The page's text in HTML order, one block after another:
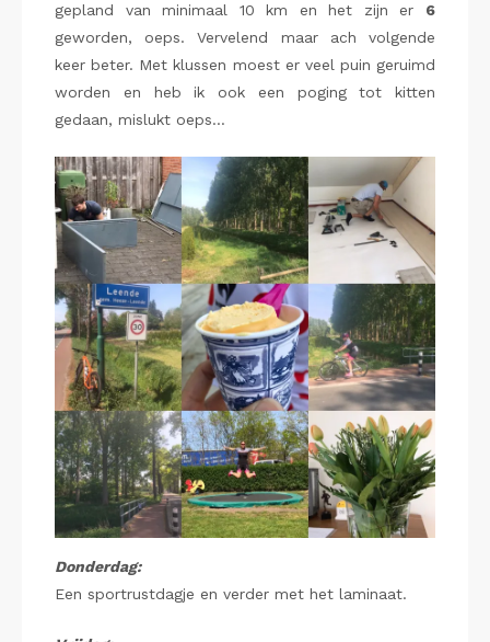
gepland van minimaal 10 km en het zijn er 6
geworden, oeps. Vervelend maar ach volgende
keer beter. Met klussen moest er veel puin geruimd
worden en heb ik ook een poging tot kitten
gedaan, mislukt oeps…
Donderdag:
Een sportrustdagje en verder met het laminaat.